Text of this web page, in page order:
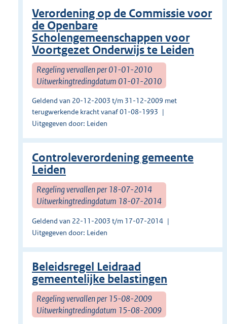
Verordening op de Commissie voor
de Openbare
Scholengemeenschappen voor
Voortgezet Onderwijs te Leiden
Regeling vervallen per 01-01-2010
Uitwerkingtredingdatum 01-01-2010
Geldend van 20-12-2003 t/m 31-12-2009 met
terugwerkende kracht vanaf 01-08-1993
Uitgegeven door: Leiden
Controleverordening gemeente
Leiden
Regeling vervallen per 18-07-2014
Uitwerkingtredingdatum 18-07-2014
Geldend van 22-11-2003 t/m 17-07-2014
Uitgegeven door: Leiden
Beleidsregel Leidraad
gemeentelijke belastingen
Regeling vervallen per 15-08-2009
Uitwerkingtredingdatum 15-08-2009